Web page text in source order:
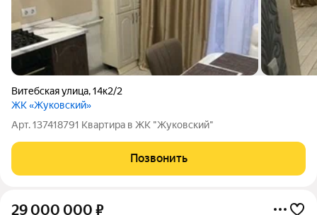
Витебская улица,14к2/2
ЖК «Жуковский»
Арт. 137418791 Квартира в ЖК "Жуковский"
Позвонить
29 000 000 ₽